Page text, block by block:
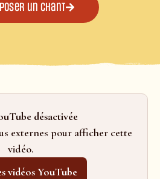
un chant
désactivée
externes pour afficher cette
vidéo.
vidéos YouTube